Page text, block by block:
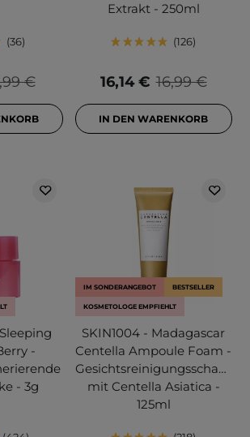
36
€
Extrakt - 250ml
126
16,99 €
16,14 €
IN DEN WARENKORB
-
- 3g
IM SONDERANGEBOT BESTSELLER
KOSMETOLOGE EMPFIEHLT
SKIN1004 - Madagascar
Centella Ampoule Foam -
Gesichtsreinigungsschaum
mit Centella Asiatica -
125ml